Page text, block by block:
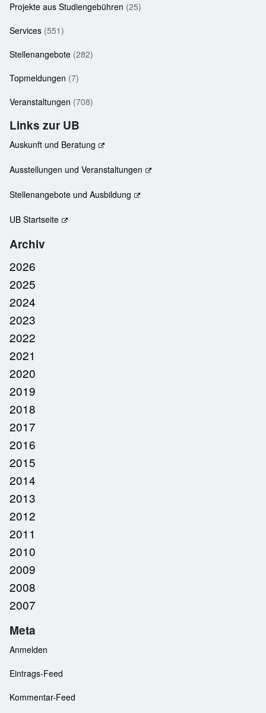
Projekte aus Studiengebühren (25)
Services (551)
Stellenangebote (282)
Topmeldungen (7)
Veranstaltungen (708)
Links zur UB
Auskunft und Beratung
Ausstellungen und Veranstaltungen
Stellenangebote und Ausbildung
UB Startseite
Archiv
2026
2025
2024
2023
2022
2021
2020
2019
2018
2017
2016
2015
2014
2013
2012
2011
2010
2009
2008
2007
Meta
Anmelden
Eintrags-Feed
Kommentar-Feed